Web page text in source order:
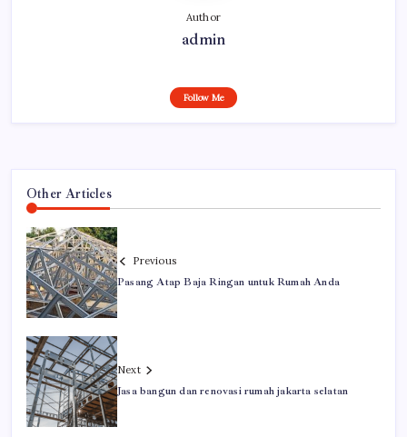
Author
admin
Follow Me
Other Articles
Previous
Pasang Atap Baja Ringan untuk Rumah Anda
Next
Jasa bangun dan renovasi rumah jakarta selatan